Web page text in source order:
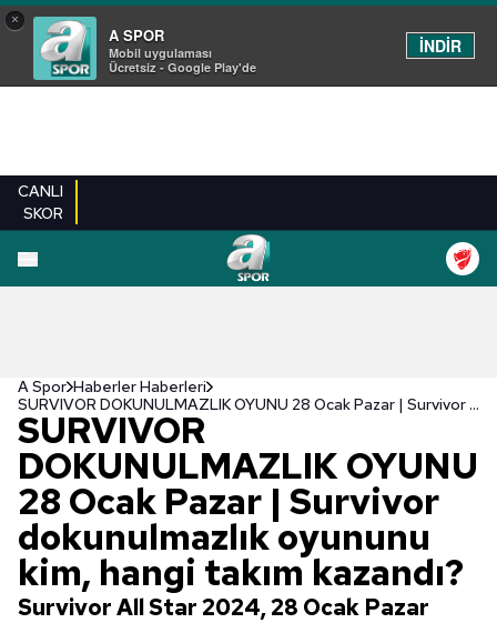
×
A SPOR
Mobil uygulaması
Ücretsiz - Google Play'de
İNDİR
CANLI
SKOR
A Spor Haberler Haberleri
SURVIVOR DOKUNULMAZLIK OYUNU 28 Ocak Pazar | Survivor dokunulmazlık oyununu kim, hangi takım kazandı?
SURVIVOR
DOKUNULMAZLIK OYUNU
28 Ocak Pazar | Survivor
dokunulmazlık oyununu
kim, hangi takım kazandı?
Survivor All Star 2024, 28 Ocak Pazar